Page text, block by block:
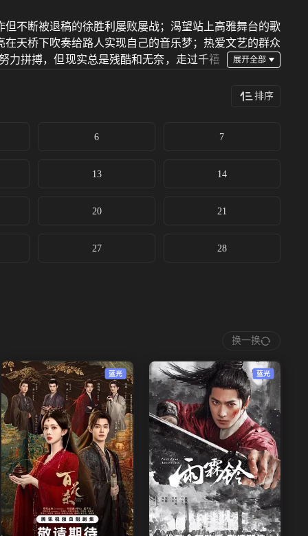
不断被退稿的徐胜利屡败屡战；渴望站上高雅舞台的歌
天桥下吹奏给路人实现自己的音乐梦；热爱文艺的群众
力拼搏，但现实总是残酷和无奈，走过千禧
排序
6 7
13 14
20 21
27 28
换一换
蓝光 蓝光